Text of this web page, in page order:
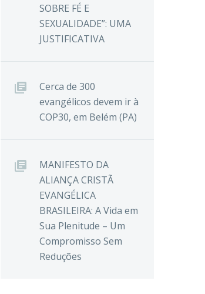
SOBRE FÉ E
SEXUALIDADE”: UMA
JUSTIFICATIVA
Cerca de 300
evangélicos devem ir à
COP30, em Belém (PA)
MANIFESTO DA
ALIANÇA CRISTÃ
EVANGÉLICA
BRASILEIRA: A Vida em
Sua Plenitude – Um
Compromisso Sem
Reduções